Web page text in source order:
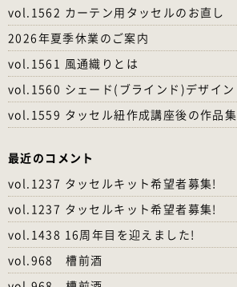
vol.1562 カーテン用タッセルのお直し
2026年夏季休業のご案内
vol.1561 風通織りとは
vol.1560 シェード(ブラインド)デザイン
vol.1559 タッセル紐作成講座後の作品集
最近のコメント
vol.1237 タッセルキット希望者募集!
vol.1237 タッセルキット希望者募集!
vol.1438 16周年目を迎えました!
vol.968 槽前酒